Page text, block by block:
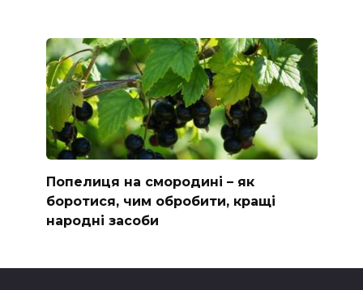
Попелиця на смородині – як
боротися, чим обробити, кращі
народні засоби